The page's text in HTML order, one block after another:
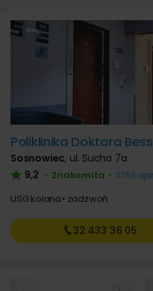
Poliklinika Doktora
Sosnowiec, ul. Sucha 7a
9,2 • Znakomita • 3755
USG kolana zadzwoń
32 433 36 05